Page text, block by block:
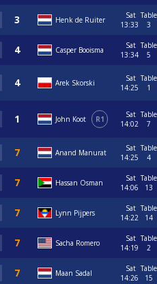
Henk de Ruiter
Sat
13:33
Table
3
Casper Booisma
Sat
13:34
Table
5
Arek Skorski
Sat
14:25
Table
1
John Koot R1
Sat
14:02
Table
7
Anand Manurat
Sat
14:25
Table
4
Hassan Osman
Sat
14:06
Table
13
Lynn Pijpers
Sat
14:22
Table
14
Sacha Romero
Sat
14:19
Table
2
Maan Sadal
Sat
14:26
Table
15